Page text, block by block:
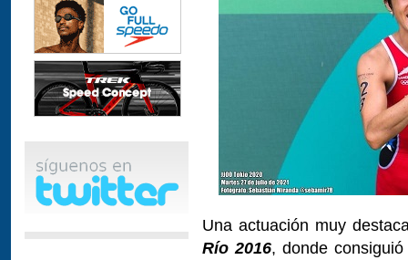
Una actuación muy
Río 2016, donde